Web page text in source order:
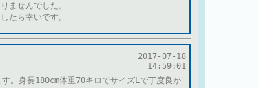
ませんでした。
たら幸いです。
2017-07-18
14:59:01
。身長180cm体重70キロでサイズLで丁度良か